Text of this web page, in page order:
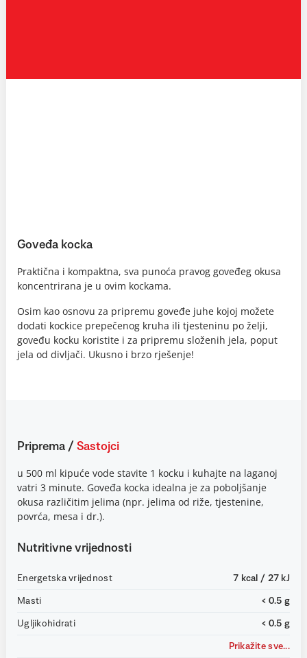
Goveđa kocka
Praktična i kompaktna, sva punoća pravog goveđeg okusa
koncentrirana je u ovim kockama.
Osim kao osnovu za pripremu goveđe juhe kojoj možete
dodati kockice prepečenog kruha ili tjesteninu po želji,
goveđu kocku koristite i za pripremu složenih jela, poput
jela od divljači. Ukusno i brzo rješenje!
Priprema / Sastojci
u 500 ml kipuće vode stavite 1 kocku i kuhajte na laganoj
vatri 3 minute. Goveđa kocka idealna je za poboljšanje
okusa različitim jelima (npr. jelima od riže, tjestenine,
povrća, mesa i dr.).
Nutritivne vrijednosti
Energetska vrijednost 7 kcal / 27 kJ
Masti < 0.5 g
Ugljikohidrati < 0.5 g
Prikažite sve...